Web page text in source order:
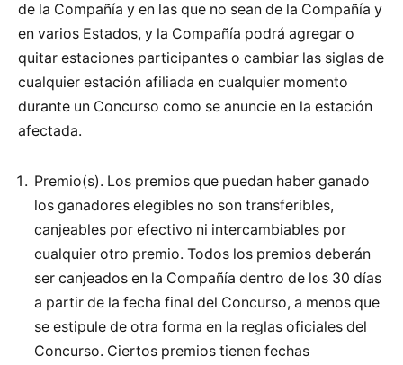
de la Compañía y en las que no sean de la Compañía y
en varios Estados, y la Compañía podrá agregar o
quitar estaciones participantes o cambiar las siglas de
cualquier estación afiliada en cualquier momento
durante un Concurso como se anuncie en la estación
afectada.
Premio(s). Los premios que puedan haber ganado
los ganadores elegibles no son transferibles,
canjeables por efectivo ni intercambiables por
cualquier otro premio. Todos los premios deberán
ser canjeados en la Compañía dentro de los 30 días
a partir de la fecha final del Concurso, a menos que
se estipule de otra forma en la reglas oficiales del
Concurso. Ciertos premios tienen fechas